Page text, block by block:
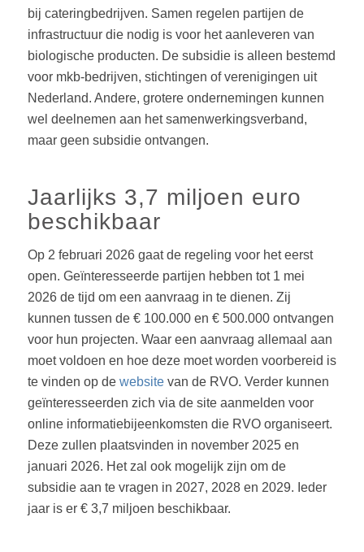
bij cateringbedrijven. Samen regelen partijen de
infrastructuur die nodig is voor het aanleveren van
biologische producten. De subsidie is alleen bestemd
voor mkb-bedrijven, stichtingen of verenigingen uit
Nederland. Andere, grotere ondernemingen kunnen
wel deelnemen aan het samenwerkingsverband,
maar geen subsidie ontvangen.
Jaarlijks 3,7 miljoen euro
beschikbaar
Op 2 februari 2026 gaat de regeling voor het eerst
open. Geïnteresseerde partijen hebben tot 1 mei
2026 de tijd om een aanvraag in te dienen. Zij
kunnen tussen de € 100.000 en € 500.000 ontvangen
voor hun projecten. Waar een aanvraag allemaal aan
moet voldoen en hoe deze moet worden voorbereid is
te vinden op de websitevan de RVO. Verder kunnen
geïnteresseerden zich via de site aanmelden voor
online informatiebijeenkomsten die RVO organiseert.
Deze zullen plaatsvinden in november 2025 en
januari 2026. Het zal ook mogelijk zijn om de
subsidie aan te vragen in 2027, 2028 en 2029. Ieder
jaar is er € 3,7 miljoen beschikbaar.